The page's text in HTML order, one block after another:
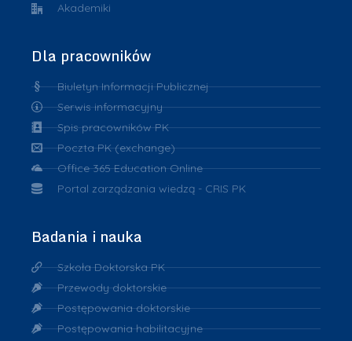
Akademiki
Dla pracowników
Biuletyn Informacji Publicznej
Serwis informacyjny
Spis pracowników PK
Poczta PK (exchange)
Office 365 Education Online
Portal zarządzania wiedzą - CRIS PK
Badania i nauka
Szkoła Doktorska PK
Przewody doktorskie
Postępowania doktorskie
Postępowania habilitacyjne